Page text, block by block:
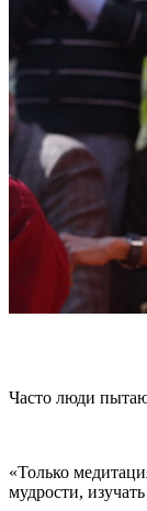
Часто люди
«Только
мудрости,